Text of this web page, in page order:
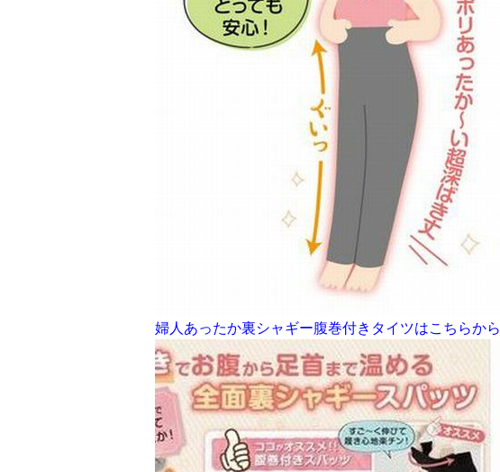
婦人あったか裏シャギー腹巻付きタイツはこちらから